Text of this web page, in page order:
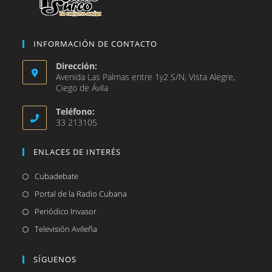
INFORMACIÓN DE CONTACTO
Dirección:
Avenida Las Palmas entre 1y2 S/N, Vista Alegre,
Ciego de Ávila
Teléfono:
33 213105
ENLACES DE INTERÉS
CubadebateSe
abre
nueva
Portal de la Radio Cubana
Periódico InvasorSe
abre
Televisión Avileña
SÍGUENOS